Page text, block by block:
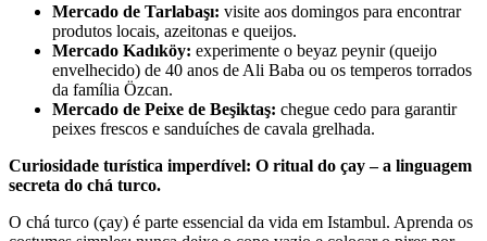
Mercado de Tarlabaşı: visite aos domingos para encontrar
produtos locais, azeitonas e queijos.
Mercado Kadıköy: experimente o beyaz peynir (queijo
envelhecido) de 40 anos de Ali Baba ou os temperos torrados
da família Özcan.
Mercado de Peixe de Beşiktaş: chegue cedo para garantir
peixes frescos e sanduíches de cavala grelhada.
Curiosidade turística imperdível: O ritual do çay – a linguagem
secreta do chá turco.
O chá turco (çay) é parte essencial da vida em Istambul. Aprenda os